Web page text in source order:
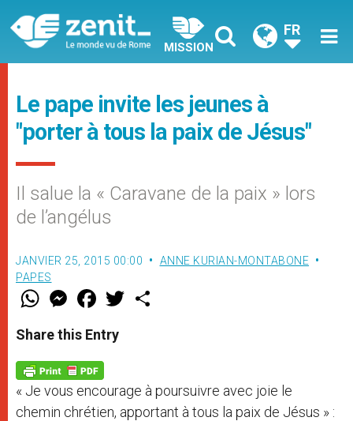
MISSION
FR
Le pape invite les jeunes à
"porter à tous la paix de Jésus"
Il salue la « Caravane de la paix » lors
de l’angélus
JANVIER 25, 2015 00:00
ANNE KURIAN-MONTABONE
PAPES
W
t
s
p
p
M
e
s
e
g
e
r
F
a
e
b
o
k
w
Share this Entry
« Je vous encourage à poursuivre avec joie le
chemin chrétien, apportant à tous la paix de Jésus » :